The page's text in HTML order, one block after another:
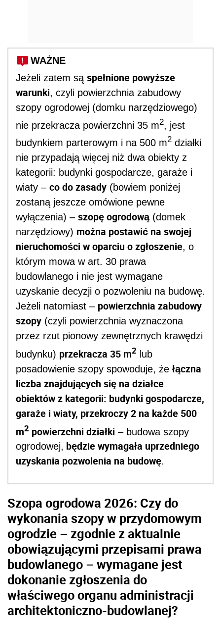
WAŻNE
Jeżeli zatem są spełnione powyższe
warunki, czyli powierzchnia zabudowy
szopy ogrodowej (domku narzędziowego)
nie przekracza powierzchni 35 m2, jest
budynkiem parterowym i na 500 m2 działki
nie przypadają więcej niż dwa obiekty z
kategorii: budynki gospodarcze, garaże i
wiaty – co do zasady (bowiem poniżej
zostaną jeszcze omówione pewne
wyłączenia) – szopę ogrodową(domek
narzędziowy) można postawić na swojej
nieruchomości w oparciu o zgłoszenie, o
którym mowa w art. 30 prawa
budowlanego i nie jest wymagane
uzyskanie decyzji o pozwoleniu na budowę.
Jeżeli natomiast – powierzchnia zabudowy
szopy (czyli powierzchnia wyznaczona
przez rzut pionowy zewnętrznych krawędzi
budynku) przekracza 35 m2 lub
posadowienie szopy spowoduje, że łączna
liczba znajdujących się na działce
obiektów z kategorii: budynki gospodarcze,
garaże i wiaty, przekroczy 2 na każde 500
m2 powierzchni działki – budowa szopy
ogrodowej, będzie wymagała uprzedniego
uzyskania pozwolenia na budowę.
Szopa ogrodowa 2026: Czy do
wykonania szopy w przydomowym
ogrodzie – zgodnie z aktualnie
obowiązującymi przepisami prawa
budowlanego – wymagane jest
dokonanie zgłoszenia do
właściwego organu administracji
architektoniczno-budowlanej?